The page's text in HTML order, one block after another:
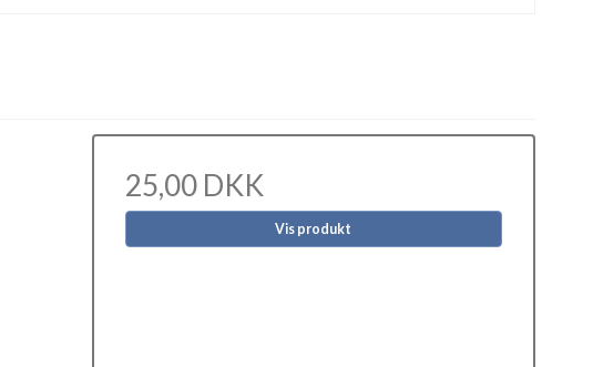
25,00 DKK
Vis produkt